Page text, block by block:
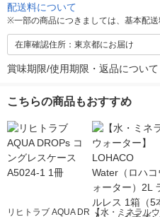
配送料について
※一部の商品につきましては、基本配送
在庫確認住所：東京都にお届け
賞味期限/使用期限・返品について
こちらの商品もおすすめ
リヒトラブ AQUA DR 【水・ミネラル